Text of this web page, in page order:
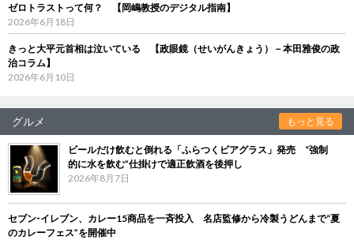
ゼロトラストって何？ 【岡嶋教授のデジタル指南】
2026年6月18日
きっと大平元首相は泣いている 【政眼鏡（せいがんきょう）－本田雅俊の政
治コラム】
2026年6月10日
グルメ もっと見る
ビールだけ飲むと倒れる「ふらつくビアグラス」発売 “強制
的に水を飲む”仕掛けで適正飲酒を後押し
2026年8月7日
セブン‐イレブン、カレー15商品を一斉投入 名店監修から冷製うどんまで“夏
のカレーフェス”を開催中